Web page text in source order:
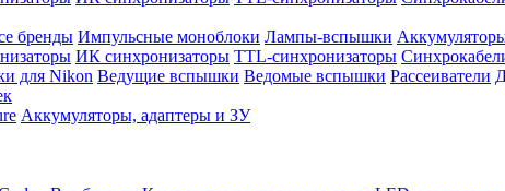
бренды Импульсные моноблоки Лампы-вспышки
ИК синхронизаторы TTL-синхронизаторы
для Nikon Ведущие вспышки Ведомые вспышки Рассеиватели
Аккумуляторы, адаптеры и ЗУ